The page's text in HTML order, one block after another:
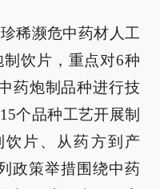
稀濒危中药材人工
饮片，重点对6种
药炮制品种进行技
个品种工艺开展制
片、从药方到产
政策举措围绕中药